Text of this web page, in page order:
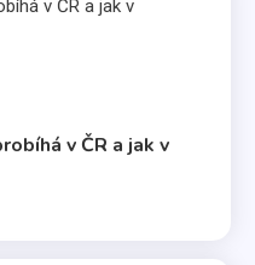
v ČR a jak v